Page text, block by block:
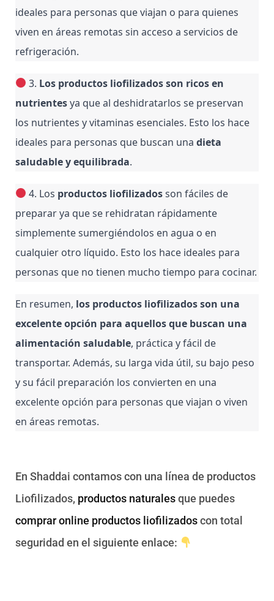
ideales para personas que viajan o para quienes
viven en áreas remotas sin acceso a servicios de
refrigeración.
3. Los productos liofilizados son ricos en
nutrientes ya que al deshidratarlos se preservan
los nutrientes y vitaminas esenciales. Esto los hace
ideales para personas que buscan una dieta
saludable y equilibrada.
4. Los productos liofilizados son fáciles de
preparar ya que se rehidratan rápidamente
simplemente sumergiéndolos en agua o en
cualquier otro líquido. Esto los hace ideales para
personas que no tienen mucho tiempo para cocinar.
En resumen, los productos liofilizados son una
excelente opción para aquellos que buscan una
alimentación saludable, práctica y fácil de
transportar. Además, su larga vida útil, su bajo peso
y su fácil preparación los convierten en una
excelente opción para personas que viajan o viven
en áreas remotas.
En Shaddai contamos con una línea de productos
Liofilizados, productos naturalesque puedes
comprar online productos liofilizadoscon total
seguridad en el siguiente enlace: